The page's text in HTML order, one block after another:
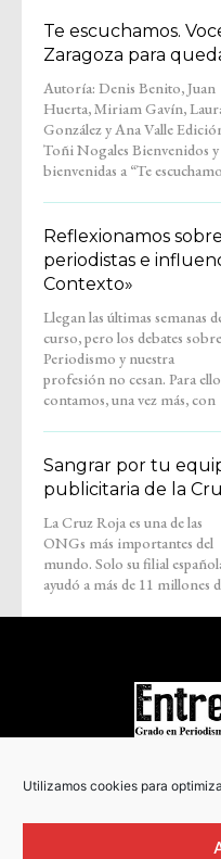
Utilizamos cookies para
Te escuchamos.
Zaragoza para
Autoría: Denis Benito, Juan
Huerta, Miriam Gavín,
González y Ana Valle Edición:
Toñi Nogales Bienvenidos y
bienvenidas a “Te
Voces de quienes llegaron a
Zaragoza para quedarse”.
espacio tranquilo, hecho para
escuchar sin prisas y
Reflexionamos
periodistas e
Contexto»
Llegan las últimas semanas
curso, pero los debates sobre
Periodismo y nuestra
profesión no cesan. Para
contamos, una vez más, con
nuestro propio podcast
#Entremedios. Laura Jiménez,
Adriana Pérez, Gisela de Mur
Sangrar por tu
publicitaria de la
La Cruz Roja es una de las
ONGs más importantes del
mundo. Solo su filial
ayudó a más de 11 millones
personas en el mundo, pero
en 2023 tuvo problemas para
cumplir sus objetivos